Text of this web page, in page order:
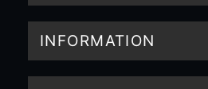
INFORMATION